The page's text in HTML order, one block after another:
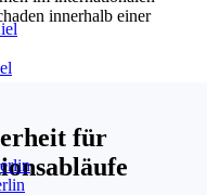
innerhalb einer
für